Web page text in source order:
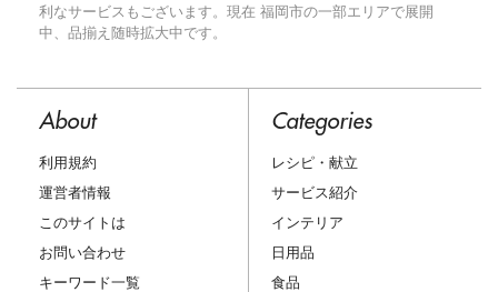
利なサービスもございます。現在 福岡市の一部エリアで展開
中、品揃え随時拡大中です。
About
利用規約
運営者情報
このサイトは
お問い合わせ
キーワード一覧
Categories
レシピ・献立
サービス紹介
インテリア
日用品
食品